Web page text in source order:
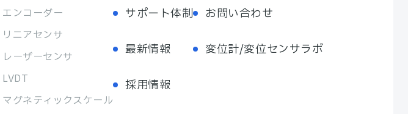
エンコーダー
リニアセンサ
レーザーセンサ
LVDT
マグネティック スケール
サポート体制
最新情報
採用情報
お問い合わせ
変位計/変位センサラボ